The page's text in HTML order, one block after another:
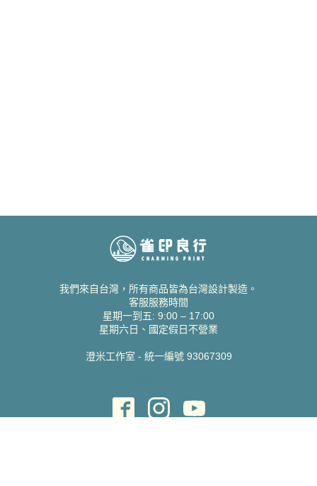
我們來自台灣，所有商品皆為台灣設計製造。
客服服務時間
星期一到五: 9:00 – 17:00
星期六日、國定假日不營業
澄米工作室 - 統一編號 93067309